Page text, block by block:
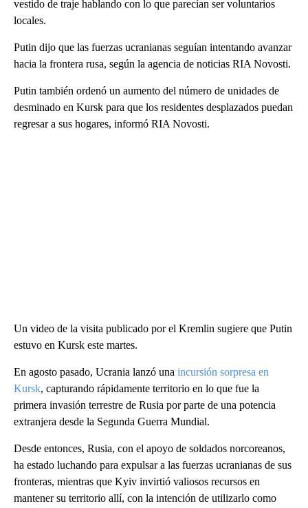
vestido de traje hablando con lo que parecían ser voluntarios
locales.
Putin dijo que las fuerzas ucranianas seguían intentando avanzar
hacia la frontera rusa, según la agencia de noticias RIA Novosti.
Putin también ordenó un aumento del número de unidades de
desminado en Kursk para que los residentes desplazados puedan
regresar a sus hogares, informó RIA Novosti.
Un video de la visita publicado por el Kremlin sugiere que Putin
estuvo en Kursk este martes.
En agosto pasado, Ucrania lanzó una incursión sorpresa en
Kursk, capturando rápidamente territorio en lo que fue la
primera invasión terrestre de Rusia por parte de una potencia
extranjera desde la Segunda Guerra Mundial.
Desde entonces, Rusia, con el apoyo de soldados norcoreanos,
ha estado luchando para expulsar a las fuerzas ucranianas de sus
fronteras, mientras que Kyiv invirtió valiosos recursos en
mantener su territorio allí, con la intención de utilizarlo como